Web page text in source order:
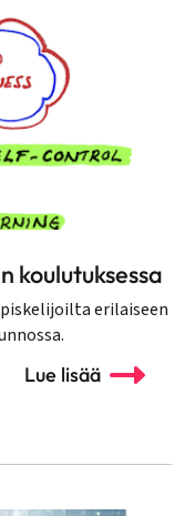
koulutuksessa
erilaiseen
Lue lisää